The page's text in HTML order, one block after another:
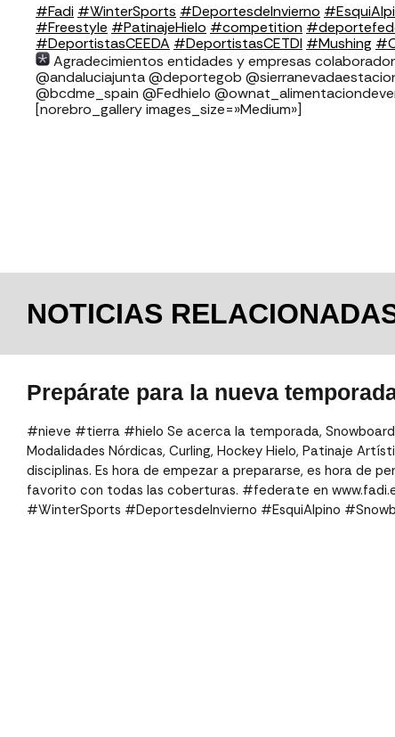
#Fadi #WinterSports #DeportesdeInvierno
#Freestyle #PatinajeHielo #competition
#DeportistasCEEDA #DeportistasCETDI #Mushing
Agradecimientos entidades y empresas
⁣⁣⁣⁣@andaluciajunta @deportegob
@bcdme_spain @Fedhielo
[norebro_gallery images_size=»Medium»]
NOTICIAS
Prepárate para la nueva
#nieve #tierra #hielo Se acerca la temporada,
Modalidades Nórdicas, Curling, Hockey Hielo, Patinaje
disciplinas. Es hora de empezar a prepararse, es hora de
favorito con todas las coberturas. #federate en
#WinterSports #DeportesdeInvierno #EsquiAlpino